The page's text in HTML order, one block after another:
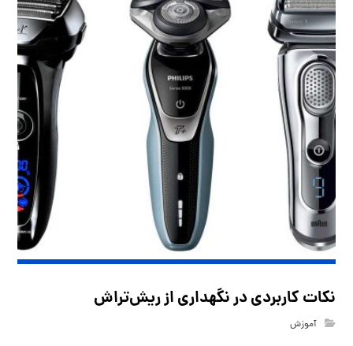
نکات کاربردی در نگهداری از ریش‌تراش
آموزش